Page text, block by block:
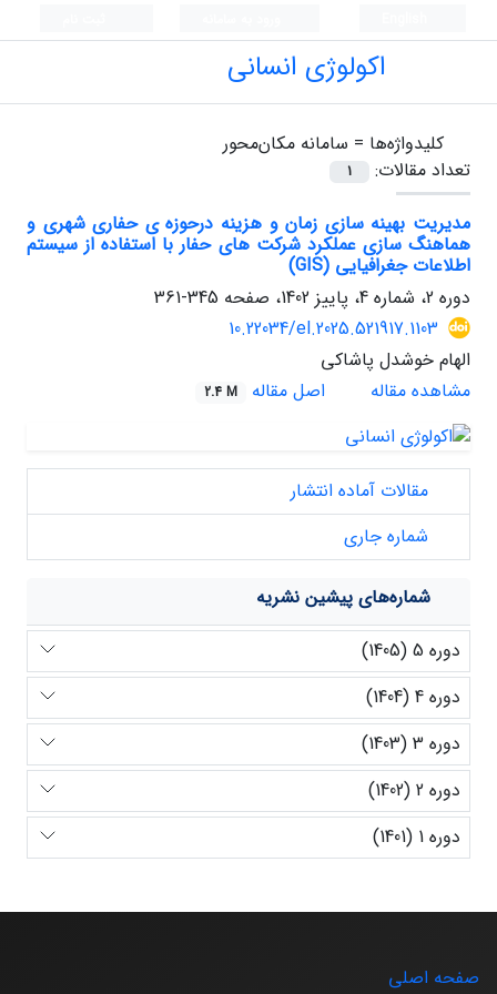
اکولوژی انسانی
کلیدواژه‌ها = سامانه مکان‌محور
تعداد مقالات:
1
مدیریت بهینه سازی زمان و هزینه درحوزه ی حفاری شهری و
هماهنگ سازی عملکرد شرکت های حفار با استفاده از سیستم
اطلاعات جغرافیایی (GIS)
دوره 2، شماره 4، پاییز 1402، صفحه
345-361
10.22034/el.2025.521917.1103
الهام خوشدل پاشاکی
مشاهده مقاله
اصل مقاله 2.4 M
مقالات آماده انتشار
شماره جاری
شماره‌های پیشین نشریه
دوره 5 (1405)
دوره 4 (1404)
دوره 3 (1403)
دوره 2 (1402)
دوره 1 (1401)
صفحه اصلی